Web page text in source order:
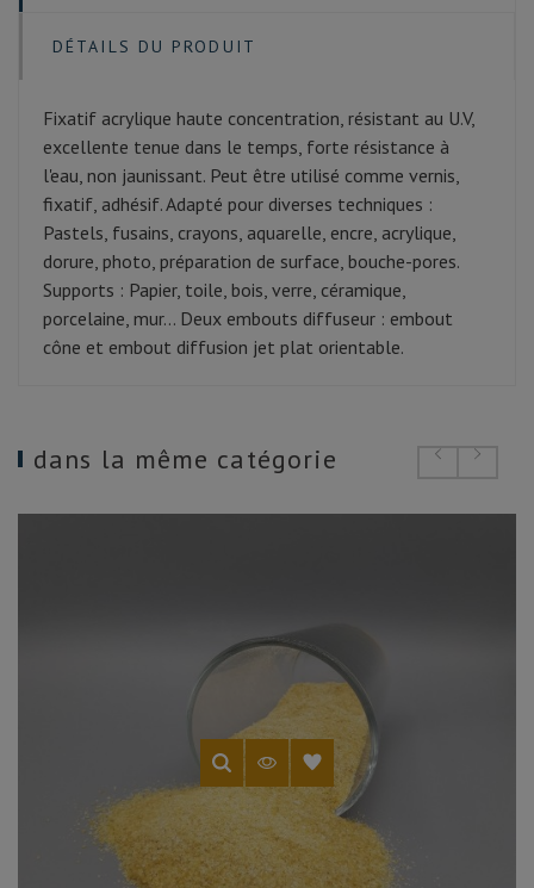
DÉTAILS DU PRODUIT
Fixatif acrylique haute concentration, résistant au U.V,
excellente tenue dans le temps, forte résistance à
l'eau, non jaunissant. Peut être utilisé comme vernis,
fixatif, adhésif. Adapté pour diverses techniques :
Pastels, fusains, crayons, aquarelle, encre, acrylique,
dorure, photo, préparation de surface, bouche-pores.
Supports : Papier, toile, bois, verre, céramique,
porcelaine, mur... Deux embouts diffuseur : embout
cône et embout diffusion jet plat orientable.
dans la même catégorie